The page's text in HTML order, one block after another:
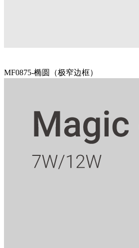
MF0875-椭圆（极窄边框）